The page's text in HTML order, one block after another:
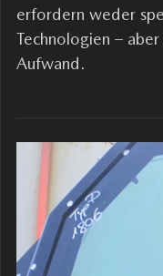
erfordern weder
Technologien –
Aufwand.